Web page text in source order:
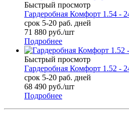
Быстрый просмотр
Гардеробная Комфорт 1.54 -
срок 5-20 раб. дней
71 880 руб./шт
Подробнее
Быстрый просмотр
Гардеробная Комфорт 1.52 -
срок 5-20 раб. дней
68 490 руб./шт
Подробнее